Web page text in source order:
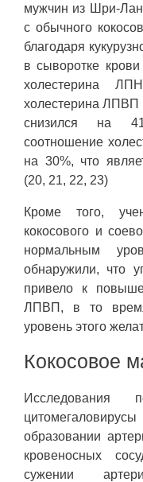
мужчин из Шри-
с обычного
благодаря
в сыворотке
холестерина
холестерина ЛПВП
снизился на
соотношение
на 30%, что
(20, 21, 22, 23)
Кроме того,
кокосового и
нормальным
обнаружили, что
привело к
ЛПВП, в то
уровень этого
Кокосовое
образовании
кровеносных
сужении